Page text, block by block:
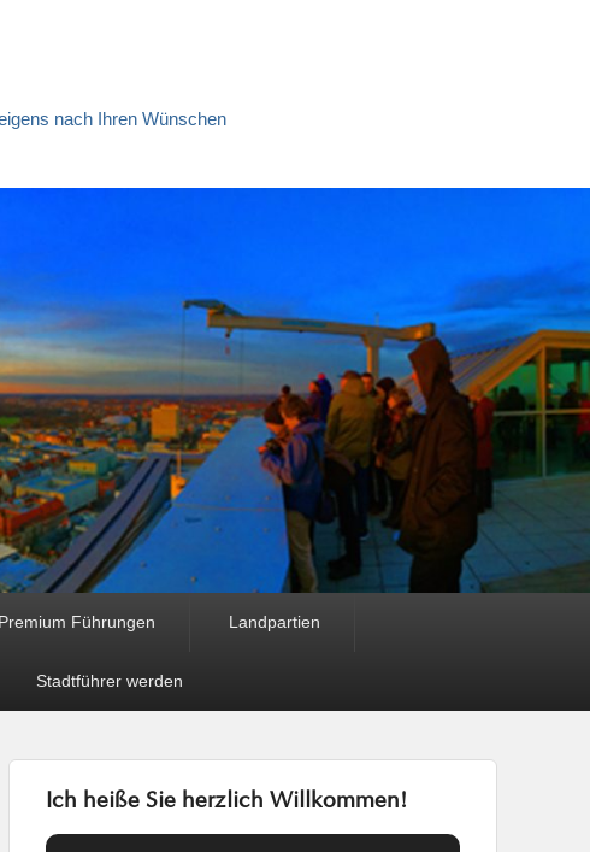
nach Ihren Wünschen
Premium Führungen Landpartien
Stadtführer werden
Ich heiße Sie herzlich Willkommen!